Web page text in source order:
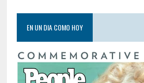
EN UN DIA COMO HOY